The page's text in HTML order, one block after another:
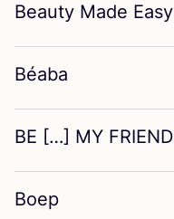
Beauty Made Easy
Béaba
BE […] MY FRIEND
Boep